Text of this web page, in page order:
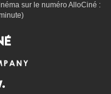
sur le numéro AlloCiné :